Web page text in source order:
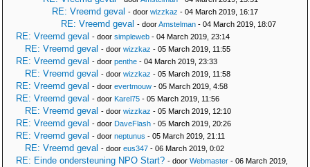
RE: Vreemd geval - door wizzkaz - 04 March 2019, 16:17
RE: Vreemd geval - doorAmstelman - 04 March 2019, 18:07
RE: Vreemd geval - door simpleweb - 04 March 2019, 23:14
RE: Vreemd geval - door wizzkaz - 05 March 2019, 11:55
RE: Vreemd geval - door penthe - 04 March 2019, 23:33
RE: Vreemd geval - door wizzkaz - 05 March 2019, 11:58
RE: Vreemd geval - door evertmouw - 05 March 2019, 4:58
RE: Vreemd geval - door Karel75 - 05 March 2019, 11:56
RE: Vreemd geval - door wizzkaz - 05 March 2019, 12:10
RE: Vreemd geval - door DaveFlash - 05 March 2019, 20:26
RE: Vreemd geval - door neptunus - 05 March 2019, 21:11
RE: Vreemd geval - door eus347 - 06 March 2019, 0:02
RE: Einde ondersteuning NPO Start? - door Webmaster - 06 March 2019,